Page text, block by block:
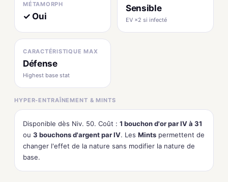
MÉTAMORPH
✓ Oui
Sensible
EV ×2 si infecté
CARACTÉRISTIQUE MAX
Défense
Highest base stat
HYPER-ENTRAÎNEMENT & MINTS
Disponible dès Niv. 50. Coût : 1 bouchon d'or par IV à 31
ou 3 bouchons d'argent par IV. Les Mints permettent de
changer l'effet de la nature sans modifier la nature de
base.